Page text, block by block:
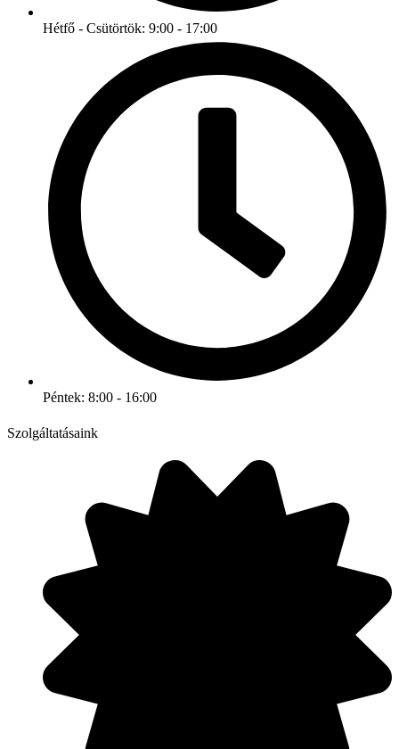
Hétfő - Csütörtök: 9:00 - 17:00
Péntek: 8:00 - 16:00
Szolgáltatásaink